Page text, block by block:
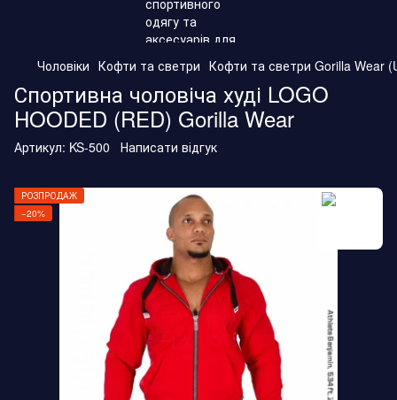
Чоловіки Кофти та светри Кофти та светри Gorilla Wear
Спортивна чоловіча худі LOGO
HOODED (RED) Gorilla Wear
Артикул: KS-500 Написати відгук
РОЗПРОДАЖ
−20%